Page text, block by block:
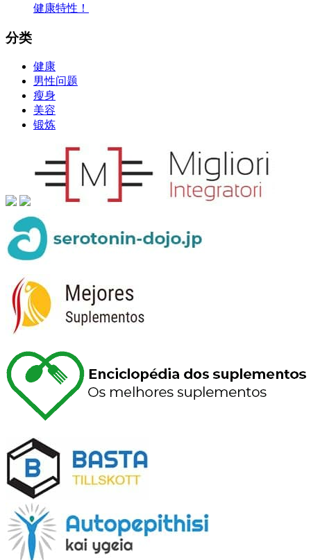
健康特性！
分类
健康
男性问题
瘦身
美容
锻炼